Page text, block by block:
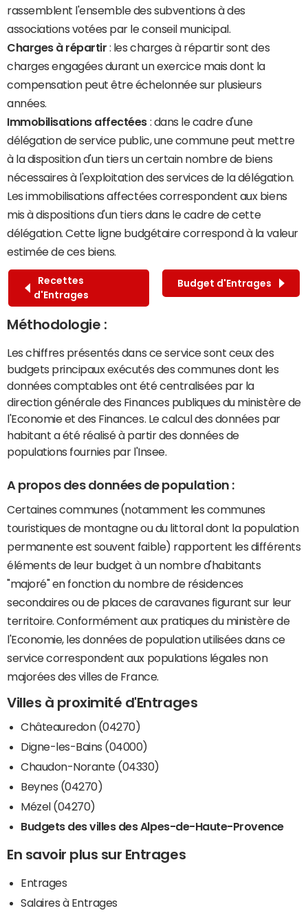
rassemblent l'ensemble des subventions à des
associations votées par le conseil municipal.
Charges à répartir : les charges à répartir sont des
charges engagées durant un exercice mais dont la
compensation peut être échelonnée sur plusieurs
années.
Immobilisations affectées : dans le cadre d'une
délégation de service public, une commune peut mettre
à la disposition d'un tiers un certain nombre de biens
nécessaires à l'exploitation des services de la délégation.
Les immobilisations affectées correspondent aux biens
mis à dispositions d'un tiers dans le cadre de cette
délégation. Cette ligne budgétaire correspond à la valeur
estimée de ces biens.
Recettes
d'Entrages
Budget d'Entrages
Méthodologie :
Les chiffres présentés dans ce service sont ceux des
budgets principaux exécutés des communes dont les
données comptables ont été centralisées par la
direction générale des Finances publiques du ministère de
l'Economie et des Finances. Le calcul des données par
habitant a été réalisé à partir des données de
populations fournies par l'Insee.
A propos des données de population :
Certaines communes (notamment les communes
touristiques de montagne ou du littoral dont la population
permanente est souvent faible) rapportent les différents
éléments de leur budget à un nombre d'habitants
"majoré" en fonction du nombre de résidences
secondaires ou de places de caravanes figurant sur leur
territoire. Conformément aux pratiques du ministère de
l'Economie, les données de population utilisées dans ce
service correspondent aux populations légales non
majorées des villes de France.
Villes à proximité d'Entrages
Châteauredon (04270)
Digne-les-Bains (04000)
Chaudon-Norante (04330)
Beynes (04270)
Mézel (04270)
Budgets des villes des Alpes-de-Haute-Provence
En savoir plus sur Entrages
Entrages
Salaires à Entrages